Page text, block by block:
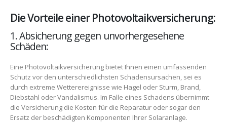
Die Vorteile einer Photovoltaikversicherung:
1. Absicherung gegen unvorhergesehene
Schäden:
Eine Photovoltaikversicherung bietet Ihnen einen umfassenden
Schutz vor den unterschiedlichsten Schadensursachen, sei es
durch extreme Wetterereignisse wie Hagel oder Sturm, Brand,
Diebstahl oder Vandalismus. Im Falle eines Schadens übernimmt
die Versicherung die Kosten für die Reparatur oder sogar den
Ersatz der beschädigten Komponenten Ihrer Solaranlage.